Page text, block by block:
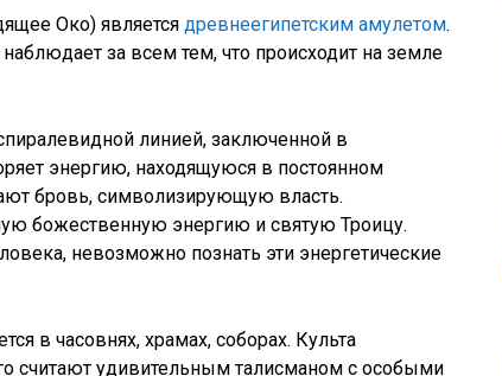
Око) является древнеегипетским амулетом.
за всем тем, что происходит на земле
линией, заключенной в
энергию, находящуюся в постоянном
бровь, символизирующую власть.
божественную энергию и святую Троицу.
невозможно познать эти энергетические
в часовнях, храмах, соборах. Культа
считают удивительным талисманом с особыми